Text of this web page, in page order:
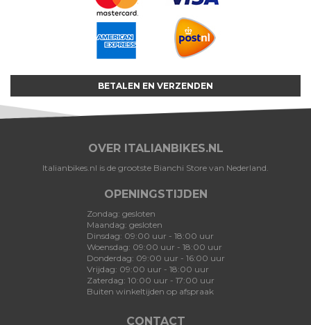
BETALEN EN VERZENDEN
OVER ITALIANBIKES.NL
Italianbikes.nl is de grootste Bianchi Store van Nederland.
OPENINGSTIJDEN
Zondag: gesloten
Maandag: gesloten
Dinsdag: 09:00 uur - 18:00 uur
Woensdag: 09:00 uur - 18:00 uur
Donderdag: 09:00 uur - 16:00 uur
Vrijdag: 09:00 uur - 18:00 uur
Zaterdag: 10:00 uur - 17:00 uur
Buiten winkeltijden op afspraak
CONTACT